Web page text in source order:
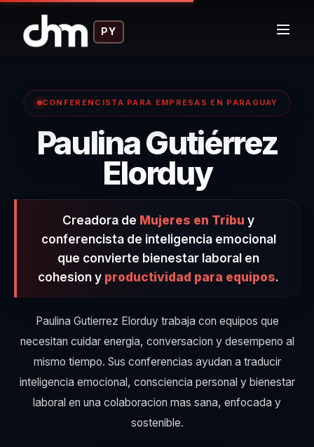
PY
CONFERENCISTA PARA EMPRESAS EN PARAGUAY
Paulina Gutiérrez
Elorduy–
Creadora de Mujeres en Tribu y
conferencista de inteligencia emocional
que convierte bienestar laboral en
cohesion y productividad para equipos.
Paulina Gutierrez Elorduy trabaja con equipos que
necesitan cuidar energia, conversacion y desempeno al
mismo tiempo. Sus conferencias ayudan a traducir
inteligencia emocional, consciencia personal y bienestar
laboral en una colaboracion mas sana, enfocada y
sostenible.